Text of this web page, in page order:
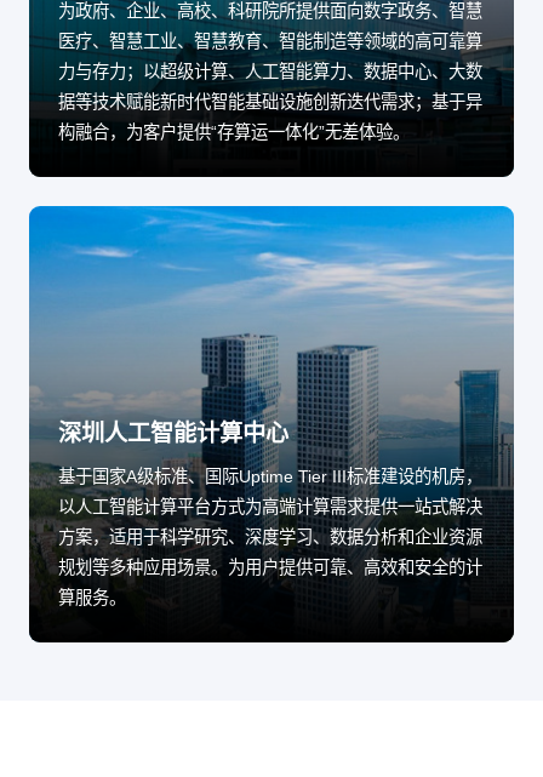
为政府、企业、高校、科研院所提供面向数字政务、智慧
医疗、智慧工业、智慧教育、智能制造等领域的高可靠算
力与存力；以超级计算、人工智能算力、数据中心、大数
据等技术赋能新时代智能基础设施创新迭代需求；基于异
构融合，为客户提供“存算运一体化”无差体验。
深圳人工智能计算中心
基于国家A级标准、国际Uptime Tier III标准建设的机房，
以人工智能计算平台方式为高端计算需求提供一站式解决
方案，适用于科学研究、深度学习、数据分析和企业资源
规划等多种应用场景。为用户提供可靠、高效和安全的计
算服务。